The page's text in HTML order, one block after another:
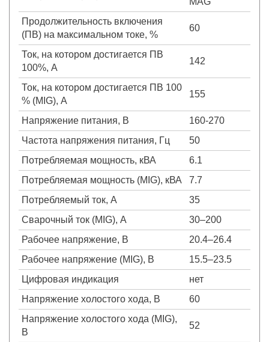
Продолжительность включения
(ПВ) на максимальном токе, %
60
Ток, на котором достигается ПВ
100%, А
142
Ток, на котором достигается ПВ 100
% (MIG), А
155
Напряжение питания, В
160-270
Частота напряжения питания, Гц
50
Потребляемая мощность, кВА
6.1
Потребляемая мощность (MIG), кВА
7.7
Потребляемый ток, А
35
Сварочный ток (MIG), А
30–200
Рабочее напряжение, В
20.4–26.4
Рабочее напряжение (MIG), В
15.5–23.5
Цифровая индикация
нет
Напряжение холостого хода, В
60
Напряжение холостого хода (MIG),
В
52